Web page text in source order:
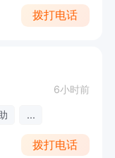
拨打电话
6小时前
...
拨打电话